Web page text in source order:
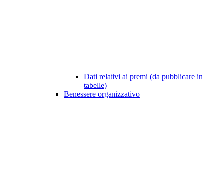
Dati relativi ai premi (da pubblicare in
tabelle)
Benessere organizzativo